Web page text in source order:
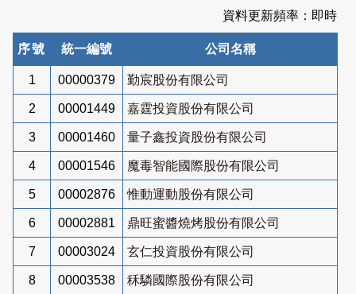
資料更新頻率：即時
序號 統一編號 公司名稱
1 00000379 勤宸股份有限公司
2 00001449 嘉霆投資股份有限公司
3 00001460 量子鑫投資股份有限公司
4 00001546 魔毒智能國際股份有限公司
5 00002876 惟動運動股份有限公司
6 00002881 鼎旺蜜醬燒烤股份有限公司
7 00003024 玄仁投資股份有限公司
8 00003538 秝驎國際股份有限公司